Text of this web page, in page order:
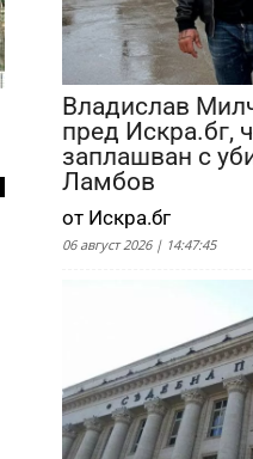
Владислав
пред Искра.бг,
заплашван с
Ламбов
от Искра.бг
06 август 2026 | 14:47:45